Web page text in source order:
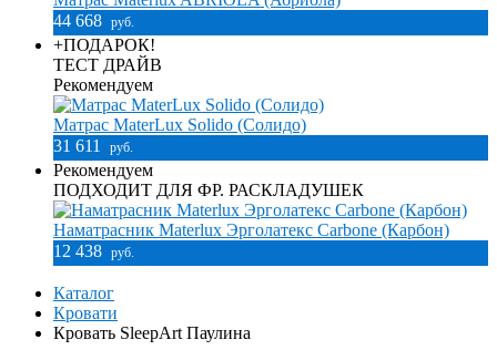
44 668 руб.
+ПОДАРОК!
ТЕСТ ДРАЙВ
Рекомендуем
Матрас MaterLux Solido (Солидо)
31 611
руб.
Рекомендуем
ПОДХОДИТ ДЛЯ ФР. РАСКЛАДУШЕК
Наматрасник Materlux Эрголатекс Carbone (Карбон)
12 438 руб.
Каталог
Кровати
Кровать SleepArt Паулина